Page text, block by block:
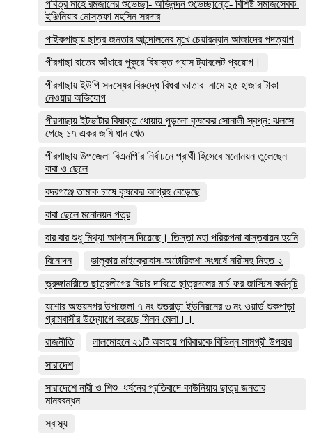
পবিত্র মাহে রমজানের শুভেচ্ছা- অভিনন্দন শুভেচ্ছান্তে- বিশিষ্ট সমাজসেবক
ইঞ্জিনিয়ার মোস্তফা মহসিন সরদার
পাইকগাছায় ছাত্র জনতার আন্দোলনের মুখে চেয়ারম্যান আজাদের পদত্যাগ
পীরগাছা রাতের আঁধারে পুকুরে বিষাক্ত গ্যাস ট্যাবলেট প্রয়োগ।
পীরগাছায় ইউপি সদস্যের বিরুদ্ধে বিধবা ভাতার নামে ২৫ হাজার টাকা
নেওয়ার অভিযোগ
পীরগাছায় ইটভাটার বিষাক্ত ধোয়ায় পুড়লো কৃষকের সোনালী স্বপ্ন: ঝলসে
গেছে ১৭ একর জমি ধান খেত
পীরগাছায় উপজেলা বিএনপি'র নির্বাচনে প্রার্থী হিসেবে মনোনয়ন তুলেছেন
বাবা ও ছেলে
বদরগঞ্জে তামাক চাষে কৃষকের আগ্রহ বেড়েছে
বাবা ছেলে মনোনয়ন পত্র
বার বার শুধু মিথ্যা আশ্বাস দিয়েছে। তিস্তা মহা পরিকল্পনা বাস্তবায়ন হয়নি
বিনোদন
ভালুকায় মাইক্রোবাস-অটোরিকশা সংঘর্ষে নারীসহ নিহত ২
ভূরুঙ্গামারীতে ছাত্রলীগের বিচার দাবিতে ছাত্রদলের মার্চ ফর জাস্টিস কর্মসূচি
যশোর অভয়নগর উপজেলা ৭ নং শুভরাড়া ইউনিয়নের ৩ নং ওয়ার্ড শুকপাড়া
গ্রামবাসীর উদ্যোগে করেছে মিলন মেলা।।
রাজনীতি
লালমোহনে ২১টি অসহায় পরিবারকে বিভিন্ন সামগ্রী উপহার
সারাদেশ
সারাদেশে নারী ও শিশু ধর্ষনের প্রতিবাদে কাউনিয়ায় ছাত্র জনতার
মানববন্ধন
স্বাস্থ্য